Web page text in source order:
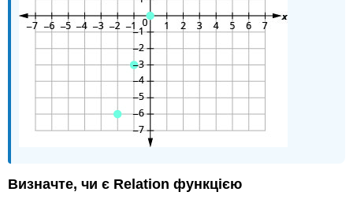
Визначте, чи є Relation функцією